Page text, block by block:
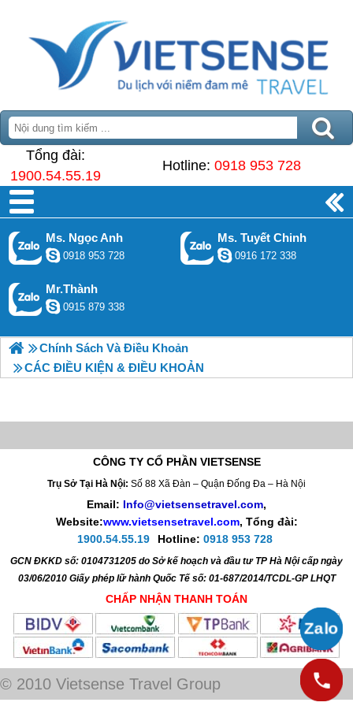
Tổng đài:
1900.54.55.19
Hotline: 0918 953 728
Ms. Ngọc Anh
0918 953 728
Ms. Tuyết Chinh
0916 172 338
Mr.Thành
0915 879 338
Chính Sách Và Điều Khoản
CÁC ĐIỀU KIỆN & ĐIỀU KHOẢN
CÔNG TY CỔ PHẦN VIETSENSE
Trụ Sở Tại Hà Nội: Số 88 Xã Đàn – Quận Đống Đa – Hà Nội
Email: Info@vietsensetravel.com,
Website:www.vietsensetravel.com, Tổng đài:
1900.54.55.19
Hotline: 0918 953 728
GCN ĐKKD số: 0104731205 do Sở kế hoạch và đầu tư TP Hà Nội cấp ngày
03/06/2010 Giấy phép lữ hành Quốc Tế số: 01-687/2014/TCDL-GP LHQT
CHẤP NHẬN THANH TOÁN
© 2010 Vietsense Travel Group